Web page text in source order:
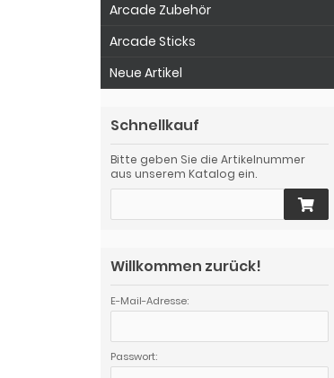
Arcade Zubehör
Arcade Sticks
Neue Artikel
Schnellkauf
Bitte geben Sie die Artikelnummer
aus unserem Katalog ein.
Willkommen zurück!
E-Mail-Adresse:
Passwort: